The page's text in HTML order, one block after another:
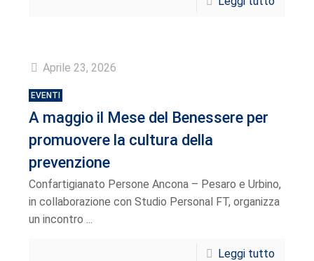
Aprile 23, 2026
EVENTI
A maggio il Mese del Benessere per
promuovere la cultura della
prevenzione
Confartigianato Persone Ancona – Pesaro e Urbino,
in collaborazione con Studio Personal FT, organizza
un incontro ...
Leggi tutto